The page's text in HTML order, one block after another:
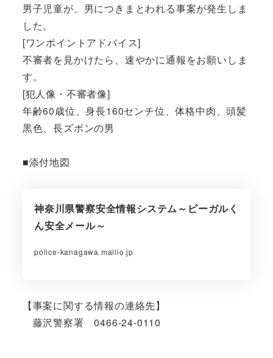
男子児童が、男につきまとわれる事案が発生しま
した。
[ワンポイントアドバイス]
不審者を見かけたら、速やかに通報をお願いしま
す。
[犯人像・不審者像]
年齢60歳位、身長160センチ位、体格中肉、頭髪
黒色、長ズボンの男
■添付地図
神奈川県警察安全情報システム～ピーガルく
ん安全メール～
police-kanagawa.mailio.jp
【事案に関する情報の連絡先】
藤沢警察署 0466-24-0110